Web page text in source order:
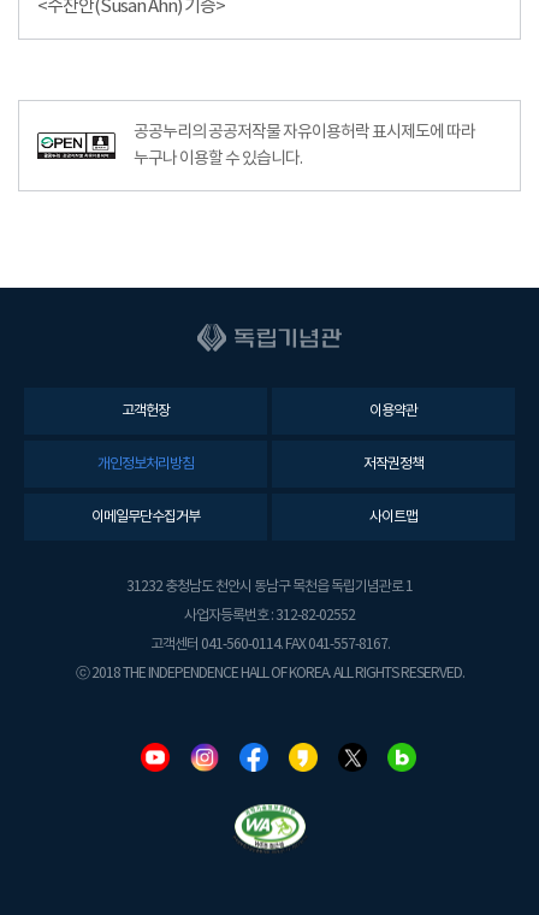
<수잔안(Susan Ahn) 기증>
공공누리의 공공저작물 자유이용허락 표시제도에 따라
누구나 이용할 수 있습니다.
고객헌장 이용약관
개인정보처리방침 저작권정책
이메일무단수집거부 사이트맵
31232 충청남도 천안시 동남구 목천읍 독립기념관로 1
사업자등록번호 : 312-82-02552
고객센터 041-560-0114. FAX 041-557-8167.
ⓒ 2018 THE INDEPENDENCE HALL OF KOREA. ALL RIGHTS RESERVED.